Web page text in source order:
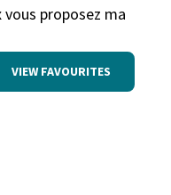
vous proposez ma
VIEW FAVOURITES